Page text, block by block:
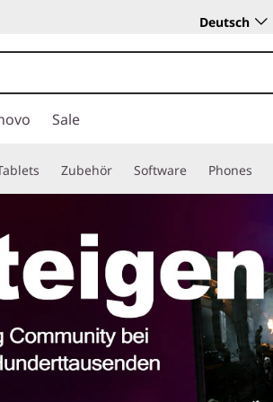
Deutsch
Sale
Zubehör Software Phones